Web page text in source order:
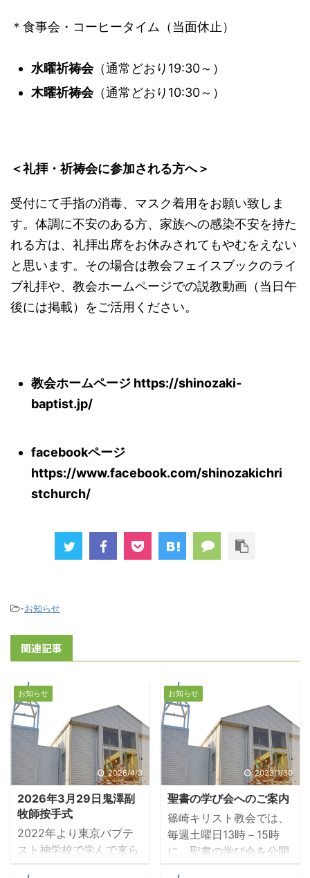
＊食事会・コーヒータイム（当面休止）
水曜祈祷会（通常どおり19:30～）
木曜祈祷会（通常どおり10:30～）
＜礼拝・祈祷会に参加される方へ＞
受付にて手指の消毒、マスク着用をお願い致しま
す。体調に不安のある方、家族への感染不安を持た
れる方は、礼拝出席をお休みされてもやむをえない
と思います。その場合は教会フェイスブックのライ
ブ礼拝や、教会ホームページでの説教動画（当日午
後には掲載）をご活用ください。
教会ホームページ https://shinozaki-
baptist.jp/
facebookページ
https://www.facebook.com/shinozakichri
stchurch/
-お知らせ
関連記事
お知らせ
2026/4/3
2026年3月29日鬼澤副
牧師按手式
2022年より東京バプテ
スト神学校で学んで来ら
れました鬼澤寛兄弟がこ
お知らせ
2023/1/30
聖書の学び会へのご案内
篠崎キリスト教会では、
毎週土曜日13時－15時
に、聖書の学び会を公開
で開催しています。現在